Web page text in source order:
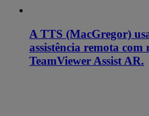
A TTS (MacGregor)
assistência remota
TeamViewer Assist AR.